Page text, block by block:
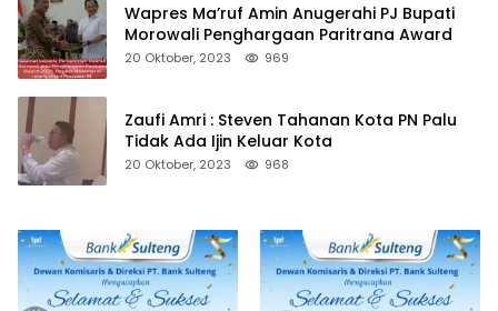
Wapres Ma’ruf Amin Anugerahi PJ Bupati
Morowali Penghargaan Paritrana Award
20 Oktober, 2023 969
Zaufi Amri : Steven Tahanan Kota PN Palu
Tidak Ada Ijin Keluar Kota
20 Oktober, 2023 968